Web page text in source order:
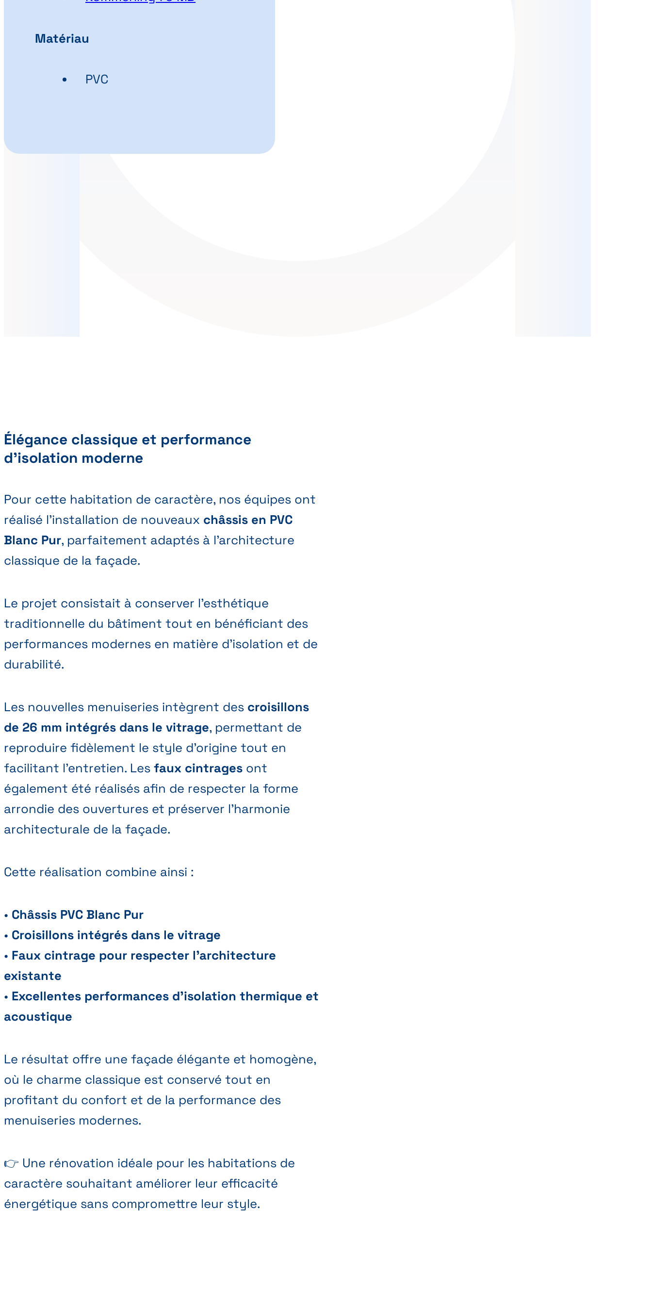
Matériau
PVC
Élégance classique et performance
d'isolation moderne
Pour cette habitation de caractère, nos équipes ont
réalisé l’installation de nouveaux châssis en PVC
Blanc Pur, parfaitement adaptés à l’architecture
classique de la façade.
Le projet consistait à conserver l’esthétique
traditionnelle du bâtiment tout en bénéficiant des
performances modernes en matière d’isolation et de
durabilité.
Les nouvelles menuiseries intègrent des croisillons
de 26 mm intégrés dans le vitrage, permettant de
reproduire fidèlement le style d’origine tout en
facilitant l’entretien. Les faux cintrages ont
également été réalisés afin de respecter la forme
arrondie des ouvertures et préserver l’harmonie
architecturale de la façade.
Cette réalisation combine ainsi :
• Châssis PVC Blanc Pur
• Croisillons intégrés dans le vitrage
• Faux cintrage pour respecter l’architecture
existante
• Excellentes performances d’isolation thermique et
acoustique
Le résultat offre une façade élégante et homogène,
où le charme classique est conservé tout en
profitant du confort et de la performance des
menuiseries modernes.
👉 Une rénovation idéale pour les habitations de
caractère souhaitant améliorer leur efficacité
énergétique sans compromettre leur style.